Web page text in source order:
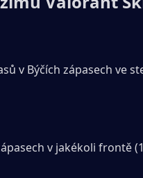
v Býčích zápasech ve
v jakékoli frontě